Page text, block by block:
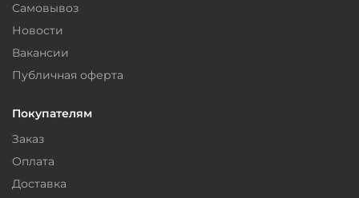
Самовывоз
Новости
Вакансии
Публичная оферта
Покупателям
Заказ
Оплата
Доставка